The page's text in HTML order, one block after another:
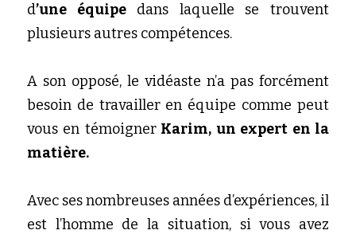
d’une équipe dans laquelle se trouvent
plusieurs autres compétences.
A son opposé, le vidéaste n’a pas forcément
besoin de travailler en équipe comme peut
vous en témoigner Karim, un expert en la
matière.
Avec ses nombreuses années d’expériences, il
est l’homme de la situation, si vous avez